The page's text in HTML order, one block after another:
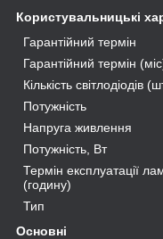
Користувальницькі
Гарантійний термін
Гарантійний термін
Кількість світлодіодів
Потужність
Напруга живлення
Потужність, Вт
Термін експлуатації
(годину)
Тип
Основні